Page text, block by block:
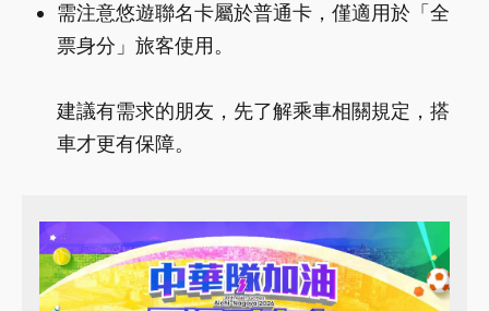
需注意悠遊聯名卡屬於普通卡，僅適用於「全
票身分」旅客使用。
建議有需求的朋友，先了解乘車相關規定，搭
車才更有保障。